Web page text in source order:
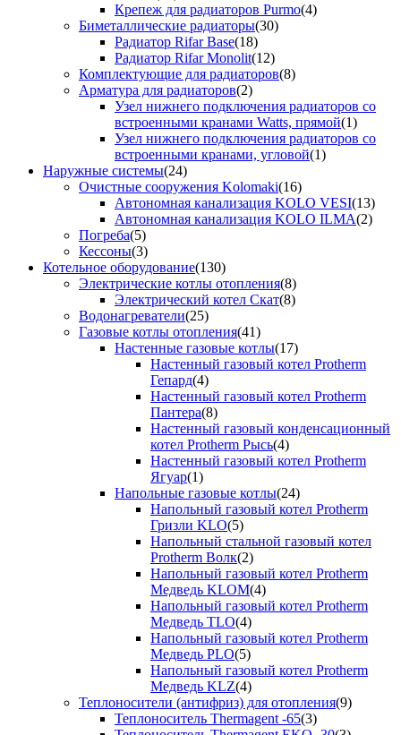
Крепеж для радиаторов Purmo(4)
Биметаллические радиаторы(30)
Радиатор Rifar Base(18)
Радиатор Rifar Monolit(12)
Комплектующие для радиаторов(8)
Арматура для радиаторов(2)
Узел нижнего подключения радиаторов со
встроенными кранами Watts, прямой(1)
Узел нижнего подключения радиаторов со
встроенными кранами, угловой(1)
Наружные системы(24)
Очистные сооружения Kolomaki(16)
Автономная канализация KOLO VESI(13)
Автономная канализация KOLO ILMA(2)
Погреба(5)
Кессоны(3)
Котельное оборудование(130)
Электрические котлы отопления(8)
Электрический котел Скат(8)
Водонагреватели(25)
Газовые котлы отопления(41)
Настенные газовые котлы(17)
Настенный газовый котел Protherm
Гепард(4)
Настенный газовый котел Protherm
Пантера(8)
Настенный газовый конденсационный
котел Protherm Рысь(4)
Настенный газовый котел Protherm
Ягуар(1)
Напольные газовые котлы(24)
Напольный газовый котел Protherm
Гризли KLO(5)
Напольный стальной газовый котел
Protherm Волк(2)
Напольный газовый котел Protherm
Медведь KLOM(4)
Напольный газовый котел Protherm
Медведь TLO(4)
Напольный газовый котел Protherm
Медведь PLO(5)
Напольный газовый котел Protherm
Медведь KLZ(4)
Теплоносители (антифриз) для отопления(9)
Теплоноситель Thermagent -65(3)